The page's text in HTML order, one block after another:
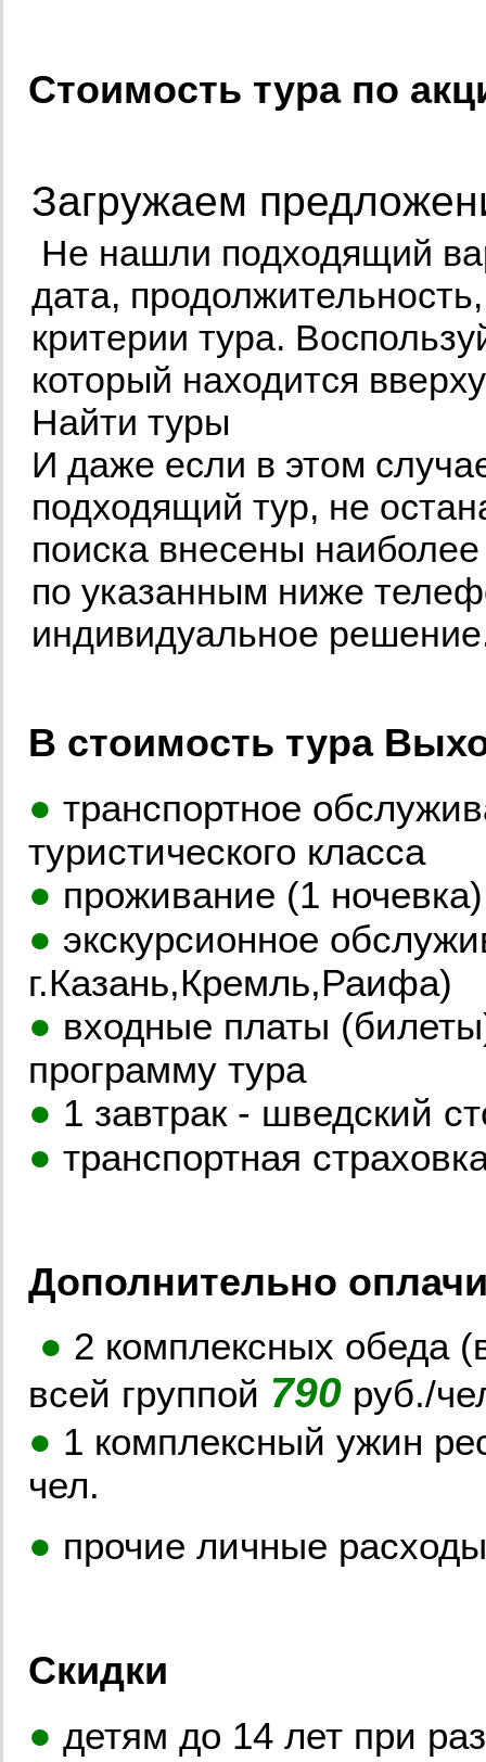
Стоимость тура по
Загружаем
Не нашли подходящий
дата,
критерии тура.
который находится
Найти туры
И даже если в этом
подходящий тур, не
поиска внесены
по указанным ниже
индивидуальное
В стоимость тура
● транспортное
туристического класса
● проживание (1
● экскурсионное
г.Казань,Кремль,Раифа)
● входные платы
программу тура
● 1 завтрак - шведский
● транспортная
Дополнительно
● 2 комплексных обеда
всей группой 790 руб./
● 1 комплексный ужин
чел.
● прочие личные расходы
Скидки
● детям до 14 лет при